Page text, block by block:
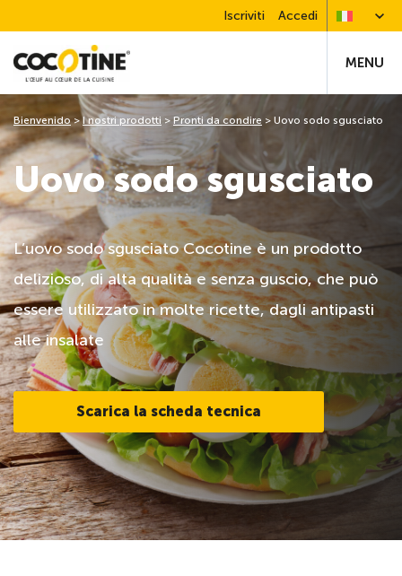
Iscriviti Accedi
MENU
Uovo sodo sgusciato
L’uovo sodo sgusciato Cocotine è un prodotto
delizioso, di alta qualità e senza guscio, che può
essere utilizzato in molte ricette, dagli antipasti
alle insalate
Scarica la scheda tecnica
Bienvenido>I nostri prodotti > Pronti da condire > Uovo sodo sgusciato